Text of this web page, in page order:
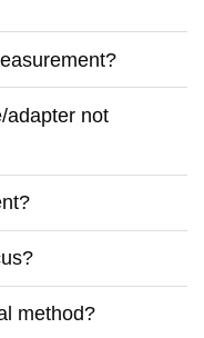
adapter not
method?